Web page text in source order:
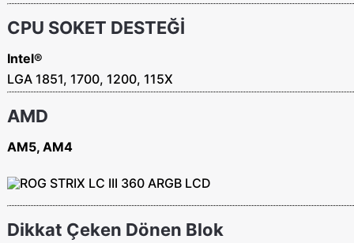
CPU SOKET DESTEĞİ
Intel®
LGA 1851, 1700, 1200, 115X
AMD
AM5, AM4
Dikkat Çeken Dönen Blok